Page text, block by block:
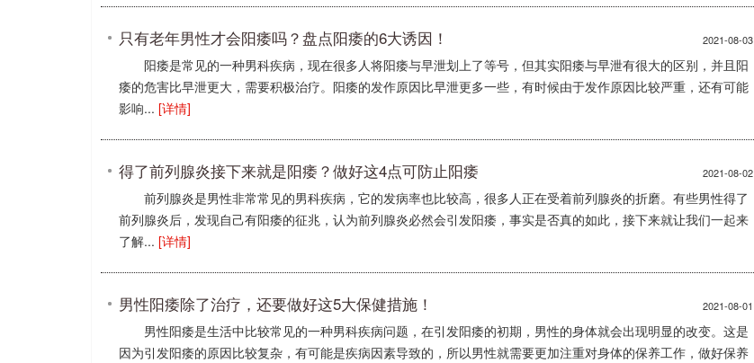
2021-08-03
只有老年男性才会阳痿吗？盘点阳痿的6大诱因！
阳痿是常见的一种男科疾病，现在很多人将阳痿与早泄划上了等号，但其实阳痿与早泄有很大的区别，并且阳
痿的危害比早泄更大，需要积极治疗。阳痿的发作原因比早泄更多一些，有时候由于发作原因比较严重，还有可能
影响... [详情]
2021-08-02
得了前列腺炎接下来就是阳痿？做好这4点可防止阳痿
前列腺炎是男性非常常见的男科疾病，它的发病率也比较高，很多人正在受着前列腺炎的折磨。有些男性得了
前列腺炎后，发现自己有阳痿的征兆，认为前列腺炎必然会引发阳痿，事实是否真的如此，接下来就让我们一起来
了解... [详情]
2021-08-01
男性阳痿除了治疗，还要做好这5大保健措施！
男性阳痿是生活中比较常见的一种男科疾病问题，在引发阳痿的初期，男性的身体就会出现明显的改变。这是
因为引发阳痿的原因比较复杂，有可能是疾病因素导致的，所以男性就需要更加注重对身体的保养工作，做好保养